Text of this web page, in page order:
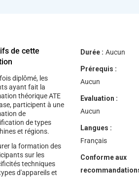
de cette
diplômé, les
ayant fait la
théorique ATE
participent à une
de
de types
et régions.
la formation des
sur les
techniques
d'appareils et
Durée : Aucun
Prérequis :
Aucun
Evaluation :
Aucun
Langues :
Français
Conforme aux